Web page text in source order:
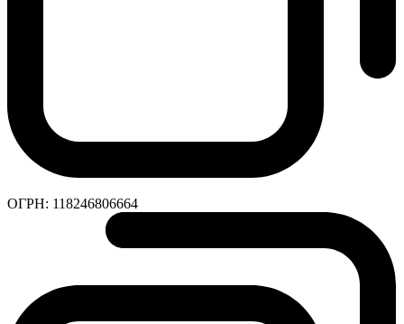
ОГРН: 118246806664